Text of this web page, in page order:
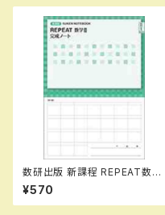
数研出版 新課程 REPEAT数学I
I 完成ノート 微分法と積分
法 新品 問題集本体のみ
別冊解答なし ISBN：978441
¥570